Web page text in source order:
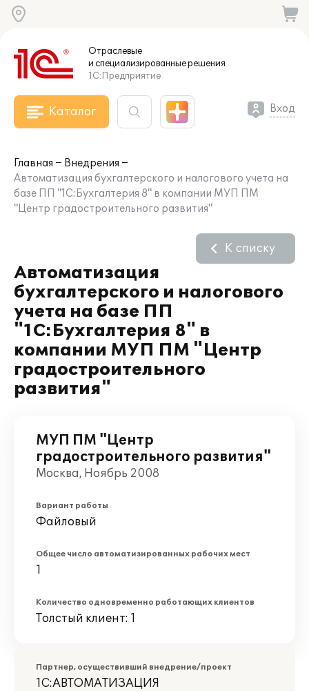
Отраслевые
и специализированныерешения
1С:Предприятие
Каталог Вход
Главная
Внедрения
Автоматизация бухгалтерского и налогового учета на
базе ПП "1С:Бухгалтерия 8" в компании МУП ПМ
"Центр градостроительного развития"
Автоматизация
бухгалтерского и налогового
учета на базе ПП
"1С:Бухгалтерия 8" в
компании МУП ПМ "Центр
градостроительного
развития"
К списку
МУП ПМ "Центр
градостроительного развития"
Москва, Ноябрь 2008
Вариант работы
Файловый
Общее число автоматизированных рабочих мест
1
Количество одновременно работающих клиентов
Толстый клиент: 1
Партнер, осуществивший внедрение/проект
1С:АВТОМАТИЗАЦИЯ